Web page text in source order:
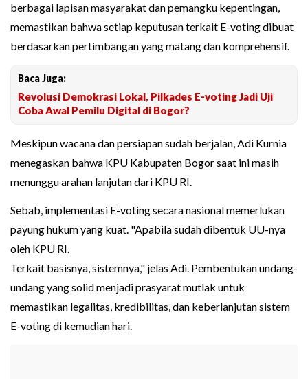
berbagai lapisan masyarakat dan pemangku kepentingan,
memastikan bahwa setiap keputusan terkait E-voting dibuat
berdasarkan pertimbangan yang matang dan komprehensif.
Baca Juga:
Revolusi Demokrasi Lokal, Pilkades E-voting Jadi Uji
Coba Awal Pemilu Digital di Bogor?
Meskipun wacana dan persiapan sudah berjalan, Adi Kurnia
menegaskan bahwa KPU Kabupaten Bogor saat ini masih
menunggu arahan lanjutan dari KPU RI.
Sebab, implementasi E-voting secara nasional memerlukan
payung hukum yang kuat. "Apabila sudah dibentuk UU-nya
oleh KPU RI.
Terkait basisnya, sistemnya," jelas Adi. Pembentukan undang-
undang yang solid menjadi prasyarat mutlak untuk
memastikan legalitas, kredibilitas, dan keberlanjutan sistem
E-voting di kemudian hari.